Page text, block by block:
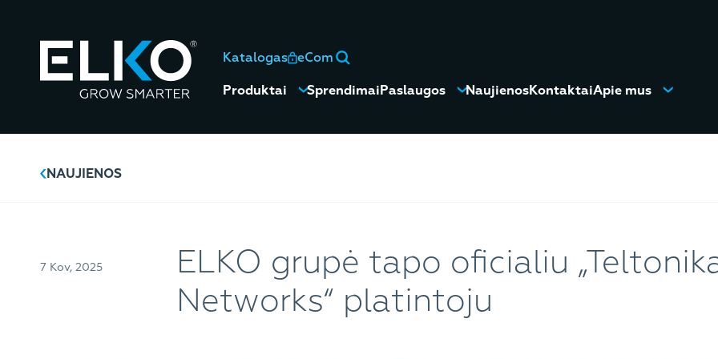
Katalogas eCom
Produktai SprendimaiPaslaugos NaujienosKontaktaiApie mus
NAUJIENOS
7 Kov, 2025
ELKO grupė tapo oficialiu
Networks“ platintoju